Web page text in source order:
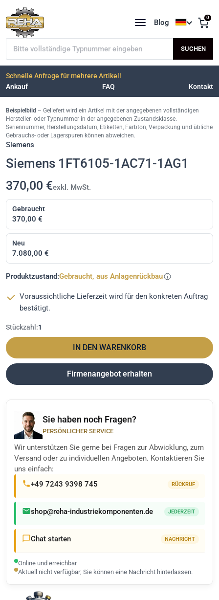
Typnummer suchen SUCHEN
Blog
Sprache
0
Schnelle Anfrage für mehrere Artikel!
Ankauf
FAQ Kontakt
Beispielbild – Geliefert wird ein Artikel mit der angegebenen vollständigen
Hersteller- oder Typnummer in der angegebenen Zustandsklasse.
Seriennummer, Herstellungsdatum, Etiketten, Farbton, Verpackung und übliche
Gebrauchs- oder Lagerspuren können abweichen.
Siemens
Siemens 1FT6105-1AC71-1AG1
370,00 €exkl. MwSt.
Gebraucht
370,00 €
Neu
7.080,00 €
Produktzustand:Gebraucht, aus Anlagenrückbau
Voraussichtliche Lieferzeit wird für den konkreten Auftrag
bestätigt.
Stückzahl:1
IN DEN WARENKORB
Firmenangebot erhalten
Sie haben noch Fragen?
PERSÖNLICHER SERVICE
Wir unterstützen Sie gerne bei Fragen zur Abwicklung, zum
Versand oder zu individuellen Angeboten. Kontaktieren Sie
uns einfach:
+49 7243 9398 745
RÜCKRUF
shop@reha-industriekomponenten.de JEDERZEIT
Chat starten NACHRICHT
Online und erreichbar
Aktuell nicht verfügbar; Sie können eine Nachricht hinterlassen.